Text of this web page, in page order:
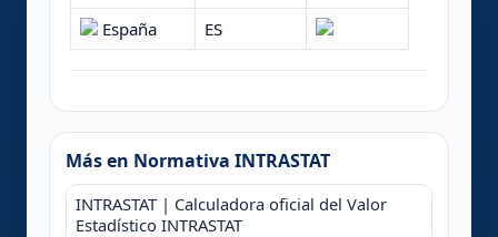
España
ES
Más en Normativa INTRASTAT
INTRASTAT | Calculadora oficial del Valor
Estadístico INTRASTAT